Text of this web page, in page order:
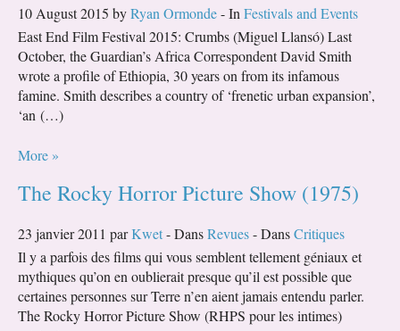
10 August 2015 byRyan Ormonde- In Festivals and Events
East End Film Festival 2015: Crumbs (Miguel Llansó) Last
October, the Guardian’s Africa Correspondent David Smith
wrote a profile of Ethiopia, 30 years on from its infamous
famine. Smith describes a country of ‘frenetic urban expansion’,
‘an (…)
More »
The Rocky Horror Picture Show (1975)
23 janvier 2011 parKwet- DansRevues- DansCritiques
Il y a parfois des films qui vous semblent tellement géniaux et
mythiques qu’on en oublierait presque qu’il est possible que
certaines personnes sur Terre n’en aient jamais entendu parler.
The Rocky Horror Picture Show (RHPS pour les intimes)